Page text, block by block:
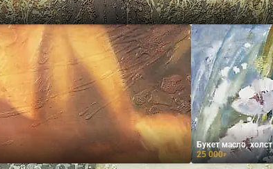
Букет масло, холст
25 000₽